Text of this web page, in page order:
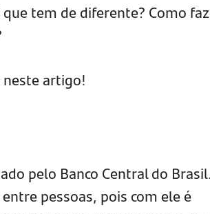
tem de diferente? Como
artigo!
pelo Banco Central do
pessoas, pois com ele é